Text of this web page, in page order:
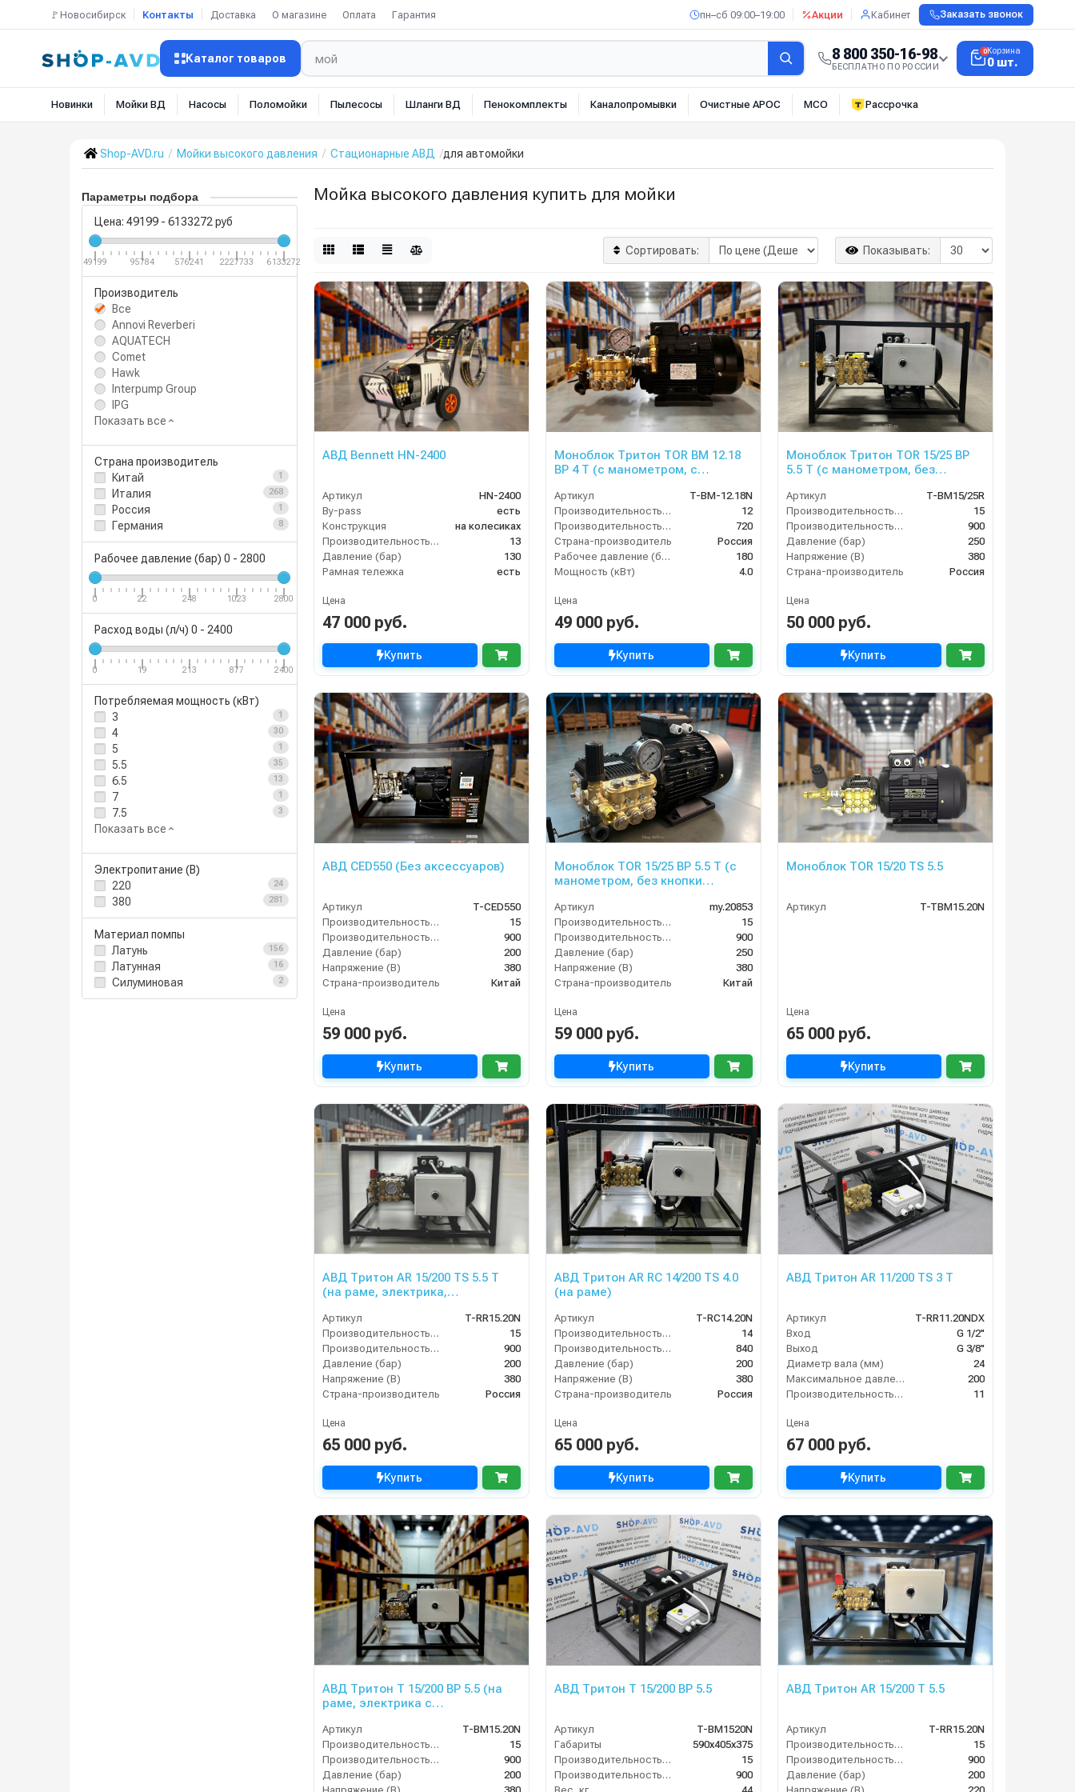
🚩Новосибирск Контакты Доставка О магазине Оплата Гарантия пн–сб 09:00–19:00 Акции Кабинет Заказать звонок
Каталог товаров 8 800 350-16-98
БЕСПЛАТНО ПО РОССИИ
0Корзина
0 шт.
Новинки Мойки ВД Насосы Поломойки Пылесосы Шланги ВД Пенокомплекты Каналопромывки Очистные АРОС МСО Рассрочка
Shop-AVD.ru Мойки высокого давления Стационарные АВД для автомойки
Параметры подбора
Цена: 49199 - 6133272 руб
49199 95784 576241 2227733 6133272
Производитель
Все
Annovi Reverberi
AQUATECH
Comet
Hawk
Interpump Group
IPG
Показать все
Страна производитель
Китай
1
Италия 268
Россия 1
Германия 8
Рабочее давление (бар) 0 - 2800
0 22 248 1023 2800
Расход воды (л/ч) 0 - 2400
0 19 213 877 2400
Потребляемая мощность (кВт)
3
1
4 30
5 1
5.5 35
6.5 13
7 1
7.5 3
Показать все
Электропитание (В)
220
24
380 281
Материал помпы
Латунь
156
Латунная 16
Силуминовая 2
Мойка высокого давления купить для мойки
Сортировать: Показывать:
АВД Bennett HN-2400
Артикул
HN-2400
By-pass
есть
Конструкция
на колесиках
Производительность (л/мин)
13
Давление (бар)
130
Рамная тележка
есть
Цена
47 000 руб.
Купить
Моноблок Тритон TOR ВМ 12.18
ВР 4 Т (с манометром, с
давления SVL17 170 бар, без
электрики)
Артикул
T-BM-12.18N
Производительность (л/мин)
12
Производительность (л/ч)
720
Страна-производитель
Россия
Рабочее давление (бар)
180
Мощность (кВт)
4.0
Цена
49 000 руб.
Купить
Моноблок Тритон TOR 15/25 ВР
5.5 T (с манометром, без
Артикул
T-BM15/25R
Производительность (л/мин)
15
Производительность (л/ч)
900
Давление (бар)
250
Напряжение (В)
380
Страна-производитель
Россия
Цена
50 000 руб.
Купить
АВД CED550 (Без аксессуаров)
Артикул
T-CED550
Производительность (л/мин)
15
Производительность (л/ч)
900
Давление (бар)
200
Напряжение (В)
380
Страна-производитель
Китай
Цена
59 000 руб.
Купить
Моноблок TOR 15/25 BP 5.5 T (с
манометром, без кнопки
Артикул
my.20853
Производительность (л/мин)
15
Производительность (л/ч)
900
Давление (бар)
250
Напряжение (В)
380
Страна-производитель
Китай
Цена
59 000 руб.
Купить
Моноблок TOR 15/20 TS 5.5
Артикул T-TBM15.20N
Цена
65 000 руб.
Купить
АВД Тритон AR 15/200 TS 5.5 T
(на раме, электрика,
Артикул
T-RR15.20N
Производительность (л/мин)
15
Производительность (л/ч)
900
Давление (бар)
200
Напряжение (В)
380
Страна-производитель
Россия
Цена
65 000 руб.
Купить
АВД Тритон AR RC 14/200 TS 4.0
(на раме)
Артикул
T-RС14.20N
Производительность (л/мин)
14
Производительность (л/ч)
840
Давление (бар)
200
Напряжение (В)
380
Страна-производитель
Россия
Цена
65 000 руб.
Купить
АВД Тритон AR 11/200 TS 3 T
Артикул
T-RR11.20NDX
Вход
G 1/2"
Выход
G 3/8"
Диаметр вала (мм)
24
Максимальное давление (бар)
200
Производительность (л/мин)
11
Цена
67 000 руб.
Купить
АВД Тритон T 15/200 ВР 5.5 (на
раме, электрика с
Артикул
T-BM15.20N
Производительность (л/мин)
15
Производительность (л/ч)
900
Давление (бар)
200
АВД Тритон T 15/200 BP 5.5
Артикул
T-BM1520N
Габариты
590х405х375
Производительность (л/мин)
15
Производительность (л/ч)
900
АВД Тритон AR 15/200 T 5.5
Артикул
T-RR15.20N
Производительность (л/мин)
15
Производительность (л/ч)
900
Давление (бар)
200